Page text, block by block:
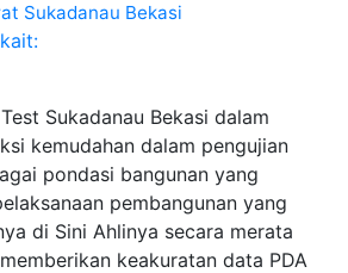
Sukadanau Bekasi
Sukadanau Bekasi dalam
kemudahan dalam pengujian
pondasi bangunan yang
pembangunan yang
di Sini Ahlinya secara merata
keakuratan data PDA